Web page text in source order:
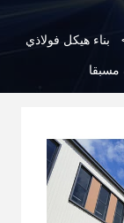
بناء هيكل فولاذي